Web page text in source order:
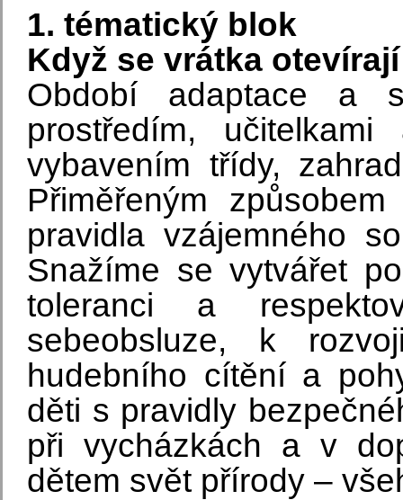
1. tématický blok
Když se vrátka otevírají
Období adaptace a
prostředím,
vybavením třídy,
Přiměřeným
pravidla vzájemného
Snažíme se vytvářet
toleranci a
sebeobsluze, k
hudebního cítění a
děti s pravidly
při vycházkách a v
dětem svět přírody –